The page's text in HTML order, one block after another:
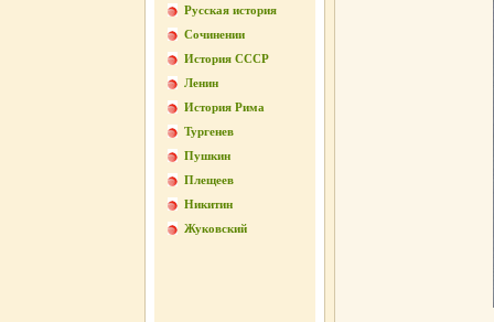
Русская история
Сочинении
История СССР
Ленин
История Рима
Тургенев
Пушкин
Плещеев
Никитин
Жуковский